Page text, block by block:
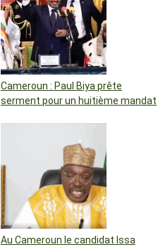
Cameroun : Paul Biya prête
serment pour un huitième mandat
Au Cameroun le candidat Issa